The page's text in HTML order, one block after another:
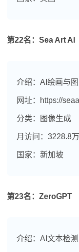
第22名：Sea Art AI
介绍：AI绘画与图
网址：https://
分类：图像生成
月访问：3228.8万
国家：新加坡
第23名：ZeroGPT
介绍：AI文本检